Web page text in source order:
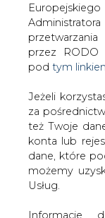
przez RODO
pod tym
Jeżeli
za
też Twoje
konta lub
dane, które
możemy
Usług.
Informacje
Strona główna
Chevroleta
jednak cały czas